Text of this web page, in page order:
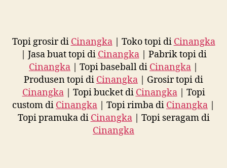
Topi grosir di Cinangka| Toko topi di Cinangka
| Jasa buat topi di Cinangka| Pabrik topi di
Cinangka | Topi baseball di Cinangka
Produsen topi di Cinangka | Grosir topi di
Cinangka| Topi bucket di Cinangka| Topi
custom di Cinangka | Topi rimba di Cinangka
Topi pramuka di Cinangka| Topi seragam di
Cinangka